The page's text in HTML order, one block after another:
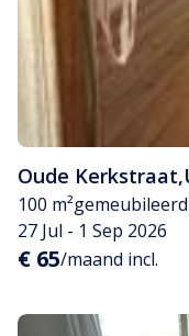
Oude Kerkstraat,
100 m²gemeubileerd
27 Jul - 1 Sep 2026
€ 65/maand incl.